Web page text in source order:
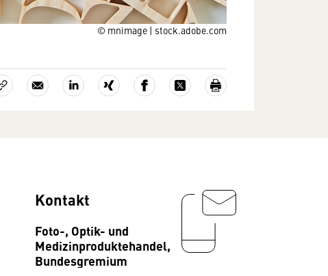
© mnimage | stock.adobe.com
Kontakt
Foto-, Optik- und
Medizinproduktehandel,
Bundesgremium